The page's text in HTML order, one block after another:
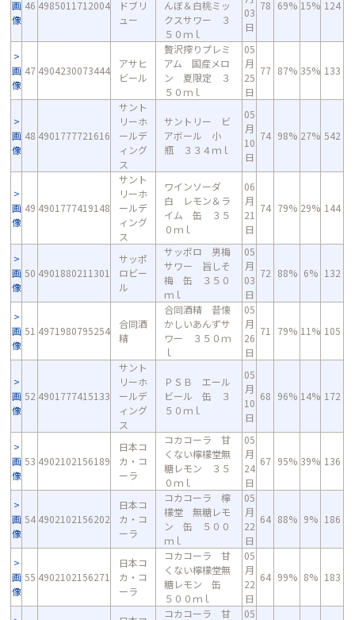
画
像
46 4985011712004
ドブリ
ュー
んぼ＆白桃ミッ
クスサワー ３
５０ｍｌ
03
日
78 69% 15% 124
画
像
47 4904230073444
アサヒ
ビール
贅沢搾りプレミ
アム 国産メロ
ン 夏限定 ３
５０ｍｌ
05
月
25
日
77 87% 35% 133
画
像
48 4901777721616
サント
リーホ
ールデ
ィング
ス
サントリー ビ
アボール 小
瓶 ３３４ｍｌ
05
月
10
日
74 98% 27% 542
画
像
49 4901777419148
サント
リーホ
ールデ
ィング
ス
ワインソーダ
白 レモン＆ラ
イム 缶 ３５
０ｍｌ
06
月
21
日
74 79% 29% 144
画
像
50 4901880211301
サッポ
ロビー
ル
サッポロ 男梅
サワー 旨しそ
梅 缶 ３５０
ｍｌ
05
月
03
日
72 88% 6% 132
画
像
51 4971980795254
合同酒
精
合同酒精 昔懐
かしいあんずサ
ワー ３５０ｍ
ｌ
05
月
26
日
71 79% 11% 105
画
像
52 4901777415133
サント
リーホ
ールデ
ィング
ス
ＰＳＢ エール
ビール 缶 ３
５０ｍｌ
05
月
10
日
68 96% 14% 172
画
像
53 4902102156189
日本コ
カ・コ
ーラ
コカコーラ 甘
くない檸檬堂無
糖レモン ３５
０ｍｌ
05
月
24
日
67 95% 39% 136
画
像
54 4902102156202
日本コ
カ・コ
ーラ
コカコーラ 檸
檬堂 無糖レモ
ン 缶 ５００
ｍｌ
05
月
22
日
64 88% 9% 186
画
像
55 4902102156271
日本コ
カ・コ
ーラ
コカコーラ 甘
くない檸檬堂無
糖レモン 缶
５００ｍｌ
05
月
22
日
64 99% 8% 183
コカコーラ 甘
05